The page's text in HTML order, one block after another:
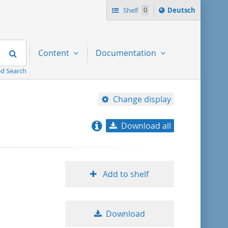
Shelf 0
Sprache
ï¿½ndern
Deutsch
Search
Search
Content Documentation
Change display
title ascending
Download all
Add to shelf
Download